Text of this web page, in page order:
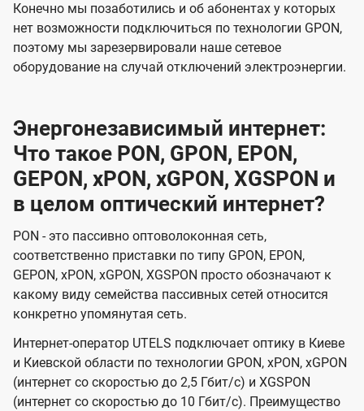
Конечно мы позаботились и об абонентах у которых
нет возможности подключиться по технологии GPON,
поэтому мы зарезервировали наше сетевое
оборудование на случай отключений электроэнергии.
Энергонезависимый интернет:
Что такое PON, GPON, EPON,
GEPON, xPON, xGPON, XGSPON и
в целом оптический интернет?
PON - это пассивно оптоволоконная сеть,
соответственно приставки по типу GPON, EPON,
GEPON, xPON, xGPON, XGSPON просто обозначают к
какому виду семейства пассивных сетей относится
конкретно упомянутая сеть.
Интернет-оператор UTELS подключает оптику в Киеве
и Киевской области по технологии GPON, xPON, xGPON
(интернет со скоростью до 2,5 Гбит/с) и XGSPON
(интернет со скоростью до 10 Гбит/с). Преимущество